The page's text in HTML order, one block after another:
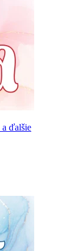
a ďalšie